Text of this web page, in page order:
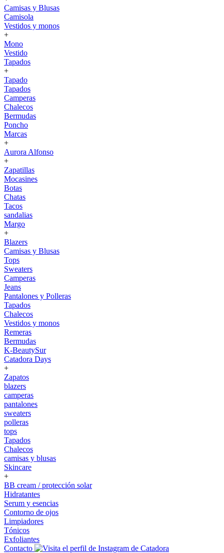
Camisas y Blusas
Camisola
Vestidos y monos
+
Mono
Vestido
Tapados
+
Tapado
Tapados
Camperas
Chalecos
Bermudas
Poncho
Marcas
+
Aurora Alfonso
+
Zapatillas
Mocasines
Botas
Chatas
Tacos
sandalias
Margo
+
Blazers
Camisas y Blusas
Tops
Sweaters
Camperas
Jeans
Pantalones y Polleras
Tapados
Chalecos
Vestidos y monos
Remeras
Bermudas
K-BeautySur
Catadora Days
+
Zapatos
blazers
camperas
pantalones
sweaters
polleras
tops
Tapados
Chalecos
camisas y blusas
Skincare
+
BB cream / protección solar
Hidratantes
Serum y esencias
Contorno de ojos
Limpiadores
Tónicos
Exfoliantes
Contacto